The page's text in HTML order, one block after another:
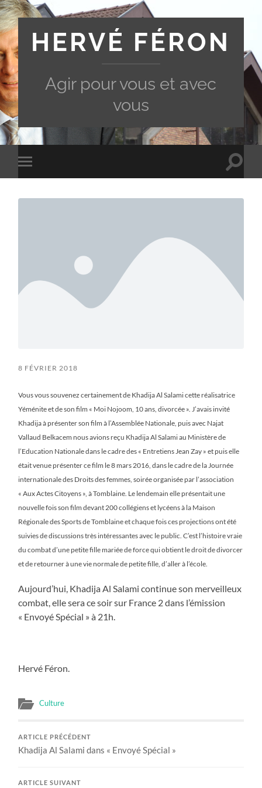
HERVÉ FÉRON
Agir pour vous et avec
vous
Toggle
mobile
Toggle
8 FÉVRIER 2018
Vous vous souvenez certainement de Khadija Al Salami cette réalisatrice
Yéménite et de son film « Moi Nojoom, 10 ans, divorcée ». J’avais invité
Khadija à présenter son film à l’Assemblée Nationale, puis avec Najat
Vallaud Belkacem nous avions reçu Khadija Al Salami au Ministère de
l’Education Nationale dans le cadre des « Entretiens Jean Zay » et puis elle
était venue présenter ce film le 8 mars 2016, dans le cadre de la Journée
internationale des Droits des femmes, soirée organisée par l’association
« Aux Actes Citoyens », à Tomblaine. Le lendemain elle présentait une
nouvelle fois son film devant 200 collégiens et lycéens à la Maison
Régionale des Sports de Tomblaine et chaque fois ces projections ont été
suivies de discussions très intéressantes avec le public. C’est l’histoire vraie
du combat d’une petite fille mariée de force qui obtient le droit de divorcer
et de retourner à une vie normale de petite fille, d’aller à l’école.
Aujourd’hui, Khadija Al Salami continue son merveilleux
combat, elle sera ce soir sur France 2 dans l’émission
« Envoyé Spécial » à 21h.
Hervé Féron.
Culture
ARTICLE PRÉCÉDENT
Khadija Al Salami dans « Envoyé Spécial »
ARTICLE SUIVANT